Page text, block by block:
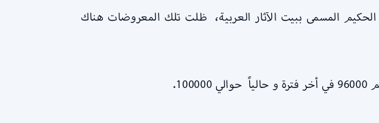
المسمى ببيت الآثار العربية، ظلت تلك المعروضات هناك